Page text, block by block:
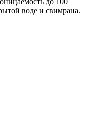
воде и свимрана.